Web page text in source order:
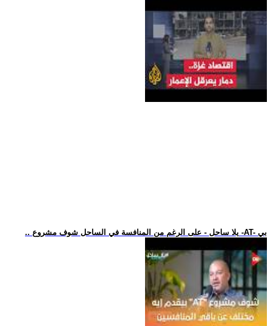
.. يلا ساحل - على الرغم من المنافسة في الساحل شوف مشروع -AT- بي